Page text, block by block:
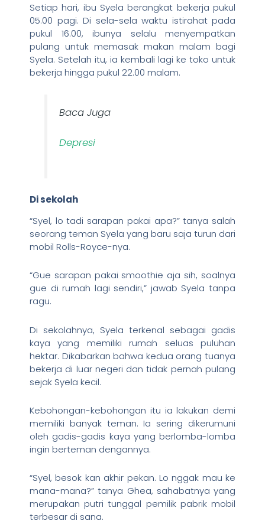
Setiap hari, ibu Syela berangkat bekerja pukul
05.00 pagi. Di sela-sela waktu istirahat pada
pukul 16.00, ibunya selalu menyempatkan
pulang untuk memasak makan malam bagi
Syela. Setelah itu, ia kembali lagi ke toko untuk
bekerja hingga pukul 22.00 malam.
Baca Juga
Depresi
Di sekolah
“Syel, lo tadi sarapan pakai apa?” tanya salah
seorang teman Syela yang baru saja turun dari
mobil Rolls-Royce-nya.
“Gue sarapan pakai smoothie aja sih, soalnya
gue di rumah lagi sendiri,” jawab Syela tanpa
ragu.
Di sekolahnya, Syela terkenal sebagai gadis
kaya yang memiliki rumah seluas puluhan
hektar. Dikabarkan bahwa kedua orang tuanya
bekerja di luar negeri dan tidak pernah pulang
sejak Syela kecil.
Kebohongan-kebohongan itu ia lakukan demi
memiliki banyak teman. Ia sering dikerumuni
oleh gadis-gadis kaya yang berlomba-lomba
ingin berteman dengannya.
“Syel, besok kan akhir pekan. Lo nggak mau ke
mana-mana?” tanya Ghea, sahabatnya yang
merupakan putri tunggal pemilik pabrik mobil
terbesar di sana.